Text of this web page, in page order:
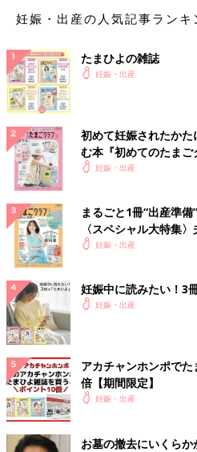
妊娠・出産の人気記事ランキ
たまひよの雑誌
妊娠・出産
初めて妊娠されたか
む本『初めてのたまご
妊娠・出産
まるごと1冊“出産準備
〈スペシャル大特集
妊娠・出産
妊娠中に読みたい！3
妊娠・出産
アカチャンホンポで
倍【期間限定】
妊娠・出産
お墓の撤去にいくら